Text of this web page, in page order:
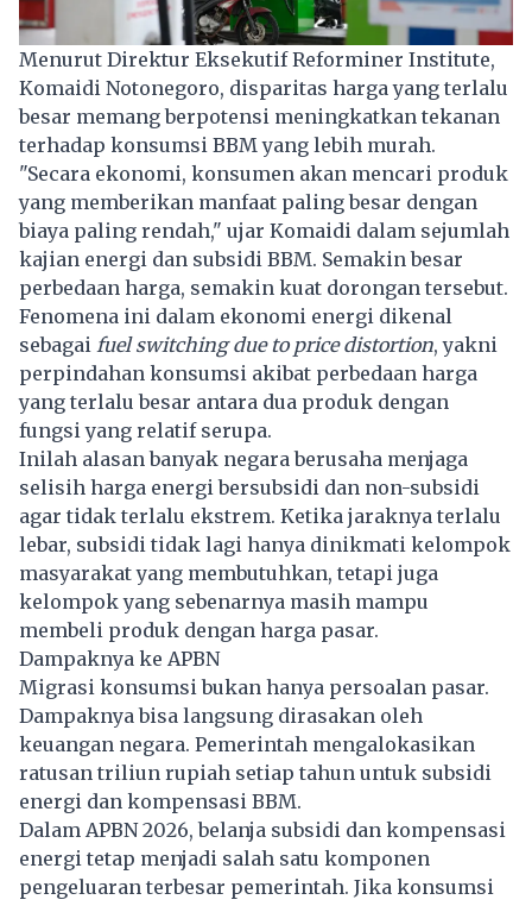
Menurut Direktur Eksekutif Reforminer Institute,
Komaidi Notonegoro, disparitas harga yang terlalu
besar memang berpotensi meningkatkan tekanan
terhadap konsumsi BBM yang lebih murah.
"Secara ekonomi, konsumen akan mencari produk
yang memberikan manfaat paling besar dengan
biaya paling rendah," ujar Komaidi dalam sejumlah
kajian energi dan subsidi BBM. Semakin besar
perbedaan harga, semakin kuat dorongan tersebut.
Fenomena ini dalam ekonomi energi dikenal
sebagai fuel switching due to price distortion, yakni
perpindahan konsumsi akibat perbedaan harga
yang terlalu besar antara dua produk dengan
fungsi yang relatif serupa.
Inilah alasan banyak negara berusaha menjaga
selisih harga energi bersubsidi dan non-subsidi
agar tidak terlalu ekstrem. Ketika jaraknya terlalu
lebar, subsidi tidak lagi hanya dinikmati kelompok
masyarakat yang membutuhkan, tetapi juga
kelompok yang sebenarnya masih mampu
membeli produk dengan harga pasar.
Dampaknya ke APBN
Migrasi konsumsi bukan hanya persoalan pasar.
Dampaknya bisa langsung dirasakan oleh
keuangan negara. Pemerintah mengalokasikan
ratusan triliun rupiah setiap tahun untuk subsidi
energi dan kompensasi BBM.
Dalam APBN 2026, belanja subsidi dan kompensasi
energi tetap menjadi salah satu komponen
pengeluaran terbesar pemerintah. Jika konsumsi